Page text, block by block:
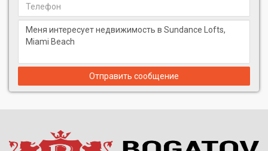
Отправить сообщение